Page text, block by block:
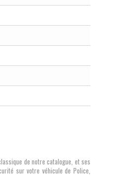
de notre catalogue, et ses
sur votre véhicule de Police,